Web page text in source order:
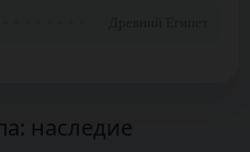
наследие